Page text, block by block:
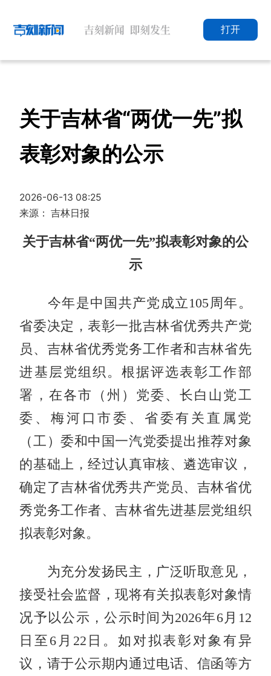
打开
关于吉林省“两优一先”拟
表彰对象的公示
2026-06-13 08:25
来源： 吉林日报
关于吉林省“两优一先”拟表彰对象的公
示
今年是中国共产党成立105周年。
省委决定，表彰一批吉林省优秀共产党
员、吉林省优秀党务工作者和吉林省先
进基层党组织。根据评选表彰工作部
署，在各市（州）党委、长白山党工
委、梅河口市委、省委有关直属党
（工）委和中国一汽党委提出推荐对象
的基础上，经过认真审核、遴选审议，
确定了吉林省优秀共产党员、吉林省优
秀党务工作者、吉林省先进基层党组织
拟表彰对象。
为充分发扬民主，广泛听取意见，
接受社会监督，现将有关拟表彰对象情
况予以公示，公示时间为2026年6月12
日至6月22日。如对拟表彰对象有异
议，请于公示期内通过电话、信函等方